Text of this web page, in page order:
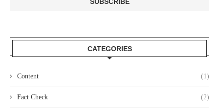
CATEGORIES
Content (1)
Fact Check (2)